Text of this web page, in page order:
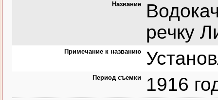
Название
речку
Примечание к названию
Период съемки 1916